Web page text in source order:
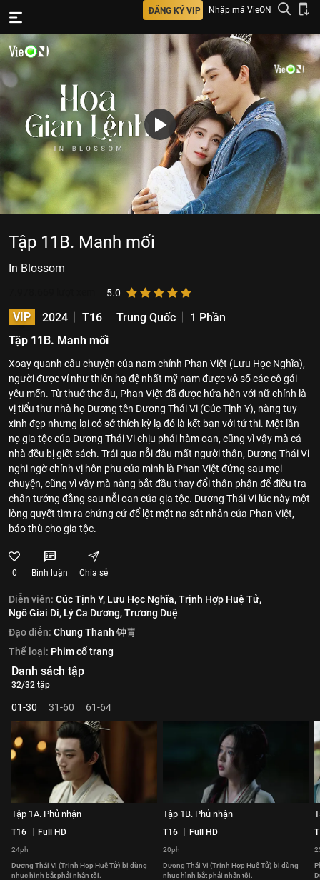
ĐĂNG KÝ VIP Nhập mã VieON
Tập 11B. Manh mối
In Blossom
5.0
VIP 2024 T16 Trung Quốc
1 Phần
Tập 11B. Manh mối
Xoay quanh câu chuyện của nam chính Phan Việt (Lưu Học Nghĩa),
người được ví như thiên hạ đệ nhất mỹ nam được vô số các cô gái
yêu mến. Từ thuở thơ ấu, Phan Việt đã được hứa hôn với nữ chính là
vị tiểu thư nhà họ Dương tên Dương Thái Vi (Cúc Tịnh Y), nàng tuy
xinh đẹp nhưng lại có sở thích kỳ lạ đó là kết bạn với tử thi. Một lần
nọ gia tộc của Dương Thải Vi chịu phải hàm oan, cũng vì vậy mà cả
nhà đều bị giết sách. Trải qua nỗi đâu mất người thân, Dương Thái Vi
nghi ngờ chính vị hôn phu của mình là Phan Việt đứng sau mọi
chuyện, cũng vì vậy mà nàng bắt đầu thay đổi thân phận để điều tra
chân tướng đằng sau nỗi oan của gia tộc. Dương Thái Vi lúc này một
lòng quyết tìm ra chứng cứ để lột mặt nạ sát nhân của Phan Việt,
báo thù cho gia tộc.
0 Bình luận Chia sẻ
Diễn viên: Cúc Tịnh Y, Lưu Học Nghĩa,Trịnh Hợp Huệ Tử,
Ngô Giai Di, Lý Ca Dương,Trương Duệ
Đạo diễn: Chung Thanh 钟青
Thể loại: Phim cổ trang
Danh sách tập
32/32 tập
01-30 31-60 61-64
Tập 1A. Phủ nhận
T16 Full HD
24ph
Dương Thái Vi (Trịnh Hợp Huệ Tử) bị dùng
nhục hình bắt phải nhận tội.
Tập 1B. Phủ nhận
T16 Full HD
20ph
Dương Thái Vi (Trịnh Hợp Huệ Tử) bị dùng
nhục hình bắt phải nhận tội.